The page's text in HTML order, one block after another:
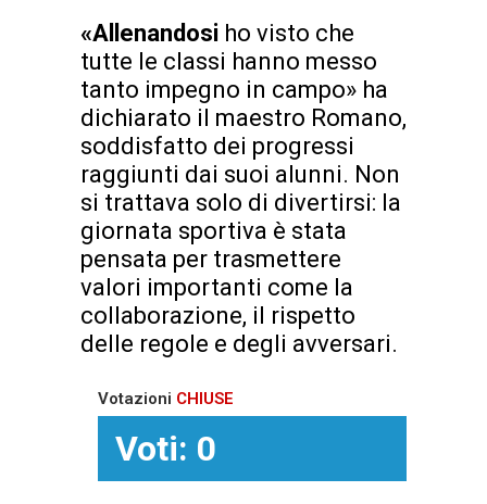
«Allenandosi ho visto che
tutte le classi hanno messo
tanto impegno in campo» ha
dichiarato il maestro Romano,
soddisfatto dei progressi
raggiunti dai suoi alunni. Non
si trattava solo di divertirsi: la
giornata sportiva è stata
pensata per trasmettere
valori importanti come la
collaborazione, il rispetto
delle regole e degli avversari.
Votazioni CHIUSE
Voti: 0